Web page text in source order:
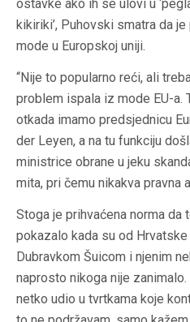
ostavke ako ih se ulovi u
kikiriki’, Puhovski smatra da
mode u Europskoj uniji.
“Nije to popularno reći, ali
problem ispala iz mode EU-a.
otkada imamo predsjednicu
der Leyen, a na tu funkciju
ministrice obrane u jeku
mita, pri čemu nikakva pravna
Stoga je prihvaćena norma da
pokazalo kada su od
Dubravkom Šuicom i njenim
naprosto nikoga nije
netko udio u tvrtkama koje